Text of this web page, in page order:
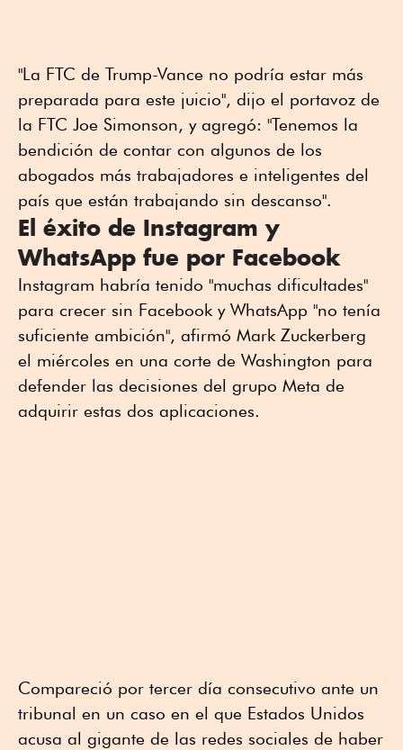
"La FTC de Trump-Vance no podría estar más
preparada para este juicio", dijo el portavoz de
la FTC Joe Simonson, y agregó: "Tenemos la
bendición de contar con algunos de los
abogados más trabajadores e inteligentes del
país que están trabajando sin descanso".
El éxito de Instagram y
WhatsApp fue por Facebook
Instagram habría tenido "muchas dificultades"
para crecer sin Facebook y WhatsApp "no tenía
suficiente ambición", afirmó Mark Zuckerberg
el miércoles en una corte de Washington para
defender las decisiones del grupo Meta de
adquirir estas dos aplicaciones.
Compareció por tercer día consecutivo ante un
tribunal en un caso en el que Estados Unidos
acusa al gigante de las redes sociales de haber